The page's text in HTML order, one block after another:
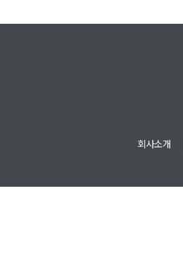
회사소개